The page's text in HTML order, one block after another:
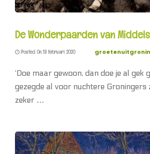
De Wonderpaarden van
Posted On 13 februari 2020
‘Doe maar gewoon, dan doe je al gek
gezegde al voor nuchtere Groningers
zeker …